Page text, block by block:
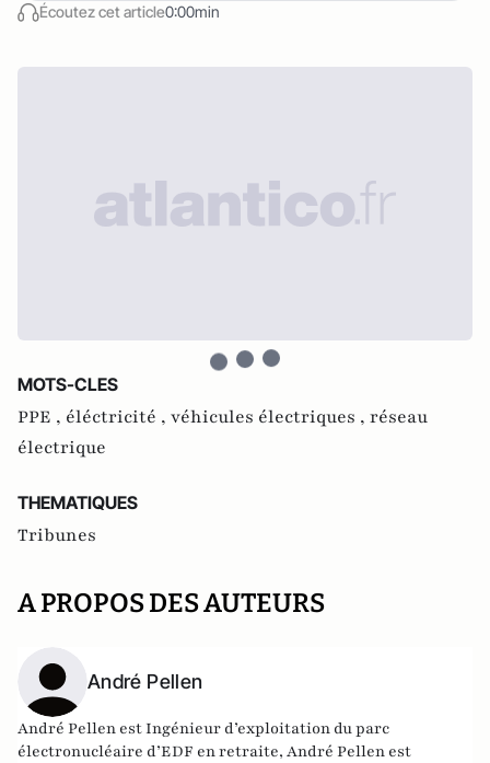
Écoutez cet article0:00min
MOTS-CLES
PPE , éléctricité , véhicules électriques , réseau
électrique
THEMATIQUES
Tribunes
A PROPOS DES AUTEURS
André Pellen
André Pellen est Ingénieur d’exploitation du parc
électronucléaire d’EDF en retraite, André Pellen est